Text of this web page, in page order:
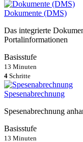
Dokumente (DMS)
Das integrierte
Portalinformationen
Basisstufe
13 Minuten
4 Schritte
Spesenabrechnung
Spesenabrechnung
Basisstufe
13 Minuten